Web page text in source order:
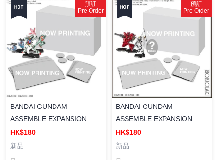
預訂
Pre Order
BANDAI GUNDAM
ASSEMBLE EXPANSION
PACK 09 [EX09] GUNDAM
ASSEMBLE 擴充包 09 (RX-
HK$180
新品
預訂
Pre Order
BANDAI GUNDAM
ASSEMBLE EXPANSION
PACK 08 [EX08] GUNDAM
ASSEMBLE 擴充包 08 (馬沙
HK$180
新品